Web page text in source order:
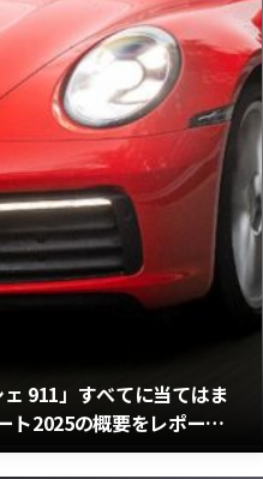
911」すべてに当てはま
ト2025の概要をレポー